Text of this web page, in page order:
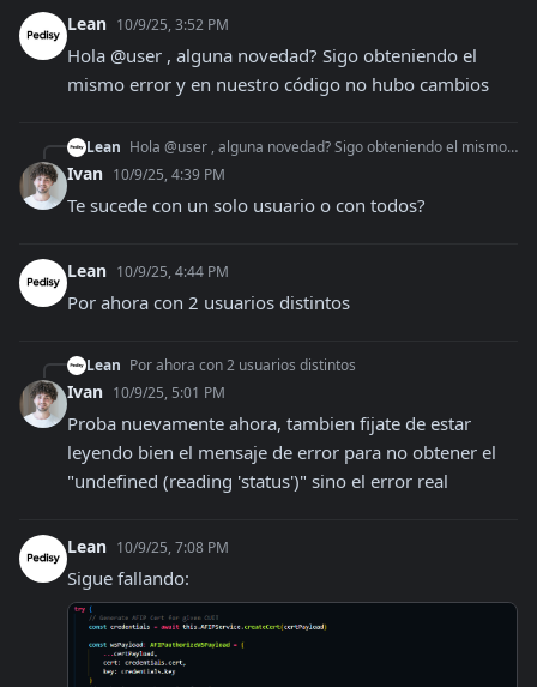
Lean 10/9/25, 3:52 PM
Hola @user , alguna novedad? Sigo obteniendo el
mismo error y en nuestro código no hubo cambios
Lean Hola @user , alguna novedad? Sigo obteniendo el mismo error y en nuestro código no hubo cambios
Ivan 10/9/25, 4:39 PM
Te sucede con un solo usuario o con todos?
Lean 10/9/25, 4:44 PM
Por ahora con 2 usuarios distintos
Lean Por ahora con 2 usuarios distintos
Ivan 10/9/25, 5:01 PM
Proba nuevamente ahora, tambien fijate de estar
leyendo bien el mensaje de error para no obtener el
"undefined (reading 'status')" sino el error real
Lean 10/9/25, 7:08 PM
Sigue fallando: